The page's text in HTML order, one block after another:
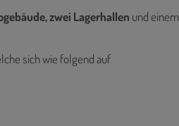
zwei Lagerhallen und einem
sich wie folgend auf